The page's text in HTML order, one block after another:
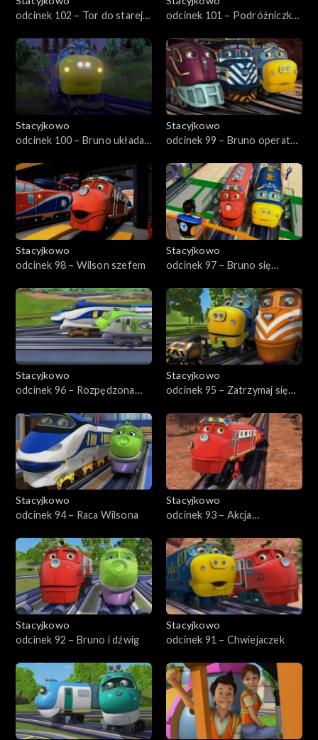
odcinek 102 – Tor do starej
odcinek 101 – Podróżniczka
Stacyjkowo
odcinek 100 – Bruno układa
Stacyjkowo
odcinek 99 – Bruno operator
Stacyjkowo
odcinek 98 – Wilson szefem
Stacyjkowo
odcinek 97 – Bruno się
Stacyjkowo
odcinek 96 – Rozpędzona
Stacyjkowo
odcinek 95 – Zatrzymaj się
Stacyjkowo
odcinek 94 – Raca Wilsona
Stacyjkowo
odcinek 93 – Akcja
Stacyjkowo
odcinek 92 – Bruno i dźwig
Stacyjkowo
odcinek 91 – Chwiejaczek